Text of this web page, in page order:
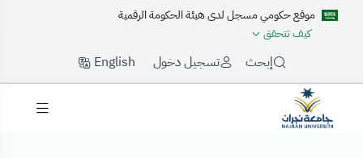
موقع حكومي مسجل لدى هيئة الحكومة الرقمية
كيف تتحقق
إبحث تسجيل دخول English